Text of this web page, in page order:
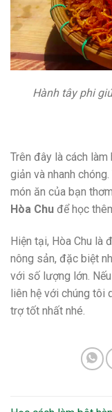
Hành tây phi
Trên đây là cách
giản và nhanh
món ăn của bạn
Hòa Chu để học
Hiện tại, Hòa Chu là
nông sản, đặc biệt
với số lượng lớn.
liên hệ với chúng tôi
trợ tốt nhất nhé.